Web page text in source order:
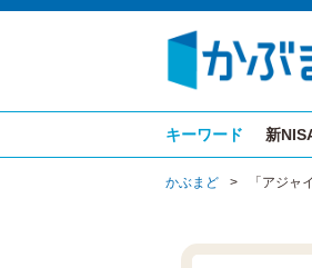
キーワード 新
かぶまど > 「アジャ